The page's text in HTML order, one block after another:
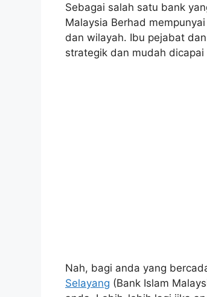
Sebagai salah satu bank
Malaysia Berhad
dan wilayah. Ibu pejabat
strategik dan mudah dicapai
Nah, bagi anda yang
Selayang (Bank Islam